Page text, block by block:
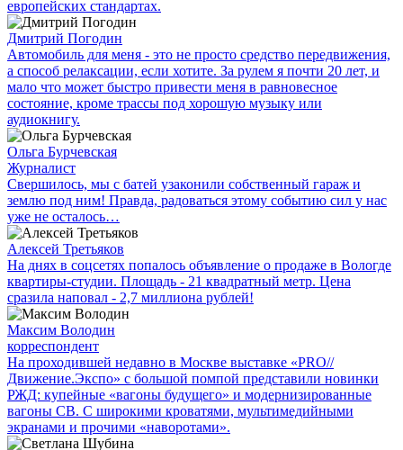
европейских стандартах.
Дмитрий Погодин
Автомобиль для меня - это не просто средство передвижения,
а способ релаксации, если хотите. За рулем я почти 20 лет, и
мало что может быстро привести меня в равновесное
состояние, кроме трассы под хорошую музыку или
аудиокнигу.
Ольга Бурчевская
Журналист
Свершилось, мы с батей узаконили собственный гараж и
землю под ним! Правда, радоваться этому событию сил у нас
уже не осталось…
Алексей Третьяков
На днях в соцсетях попалось объявление о продаже в Вологде
квартиры-студии. Площадь - 21 квадратный метр. Цена
сразила наповал - 2,7 миллиона рублей!
Максим Володин
корреспондент
На проходившей недавно в Мос­кве выставке «PRO//
Движение.Экспо» с большой помпой представили новинки
РЖД: купейные «вагоны будущего» и модернизированные
вагоны СВ. С широкими кроватями, мультимедийными
экранами и прочими «наворотами».